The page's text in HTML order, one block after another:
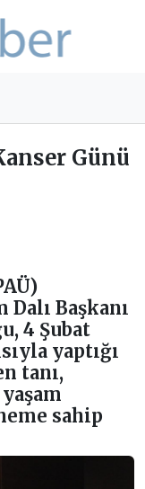
Günü
Başkanı
4 Şubat
yaptığı
tanı,
sahip